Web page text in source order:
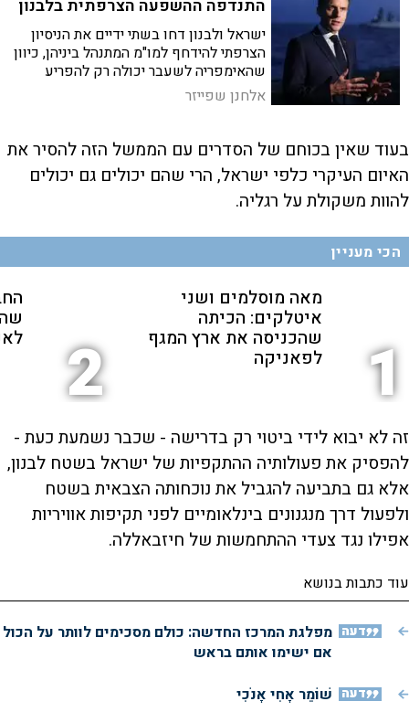
התנדפה ההשפעה הצרפתית בלבנון
ישראל ולבנון דחו בשתי ידיים את הניסיון
הצרפתי להידחף למו"מ המתנהל ביניהן, כיוון
שהאימפריה לשעבר יכולה רק להפריע
ולפגוע בסיכויים להתקדם. מי שפעם
החזיקה בעמדת מפתח באזור הפכה את
אלחנן שפייזר
בעוד שאין בכוחם של הסדרים עם הממשל הזה להסיר את
האיום העיקרי כלפי ישראל, הרי שהם יכולים גם יכולים
להוות משקולת על רגליה.
הכי מעניין
1
מאה מוסלמים ושני
איטלקים: הכיתה
שהכניסה את ארץ המגף
לפאניקה 2
זה לא יבוא לידי ביטוי רק בדרישה - שכבר נשמעת כעת -
להפסיק את פעולותיה ההתקפיות של ישראל בשטח לבנון,
אלא גם בתביעה להגביל את נוכחותה הצבאית בשטח
ולפעול דרך מנגנונים בינלאומיים לפני תקיפות אוויריות
אפילו נגד צעדי ההתחמשות של חיזבאללה.
עוד כתבות בנושא
דעה מפלגת המרכז החדשה: כולם מסכימים לוותר על הכול
אם ישימו אותם בראש
דעה שׁוֹמֵר אָחִי אָנֹכִי